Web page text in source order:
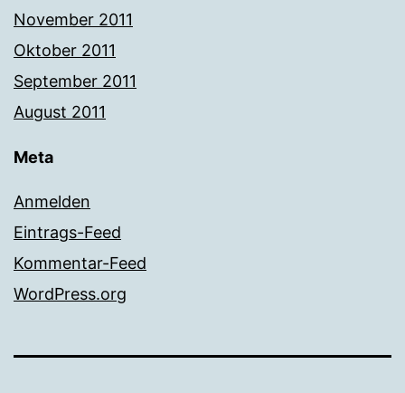
November 2011
Oktober 2011
September 2011
August 2011
Meta
Anmelden
Eintrags-Feed
Kommentar-Feed
WordPress.org